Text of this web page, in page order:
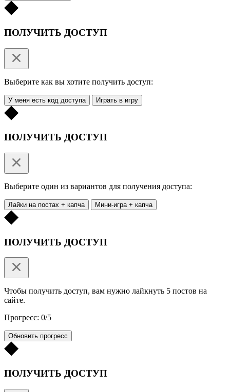
ПОЛУЧИТЬ ДОСТУП
Выберите как вы хотите получить доступ:
У меня есть код доступа Играть в игру
ПОЛУЧИТЬ ДОСТУП
Выберите один из вариантов для получения доступа:
Лайки на постах + капча Мини-игра + капча
ПОЛУЧИТЬ ДОСТУП
Чтобы получить доступ, вам нужно лайкнуть 5 постов на
сайте.
Прогресс: 0/5
Обновить прогресс
ПОЛУЧИТЬ ДОСТУП